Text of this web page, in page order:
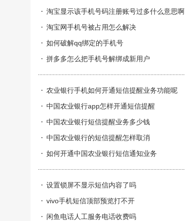
淘宝显示该手机号码注册账号过多什么意思啊
淘宝网手机号被占用怎么解决
如何破解qq绑定的手机号
拼多多怎么把手机号解绑成新用户
农业银行手机如何开通短信提醒业务功能呢
中国农业银行app怎样开通短信提醒
中国农业银行短信提醒业务多少钱
中国农业银行的短信提醒怎样取消
如何开通中国农业银行短信通知业务
设置锁屏不显示短信内容了吗
vivo手机短信顶部预览打不开
闲鱼电话人工服务电话收费吗